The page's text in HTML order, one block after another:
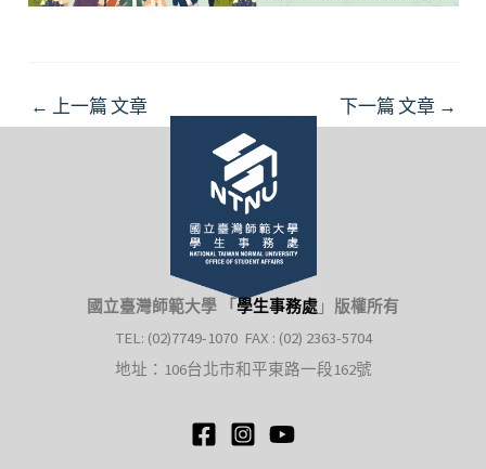
Post
← 上一篇 文章 下一篇 文章 →
國立臺灣師範大學 「 學生事務處 」 版權所有
TEL: (02)7749-1070 FAX : (02) 2363-5704
地址：106台北市和平東路一段162號